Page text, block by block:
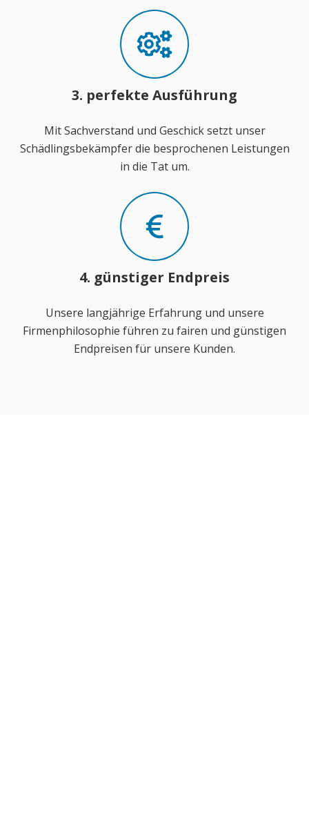
3. perfekte Ausführung
Mit Sachverstand und Geschick setzt unser
Schädlingsbekämpfer die besprochenen Leistungen
in die Tat um.
4. günstiger Endpreis
Unsere langjährige Erfahrung und unsere
Firmenphilosophie führen zu fairen und günstigen
Endpreisen für unsere Kunden.